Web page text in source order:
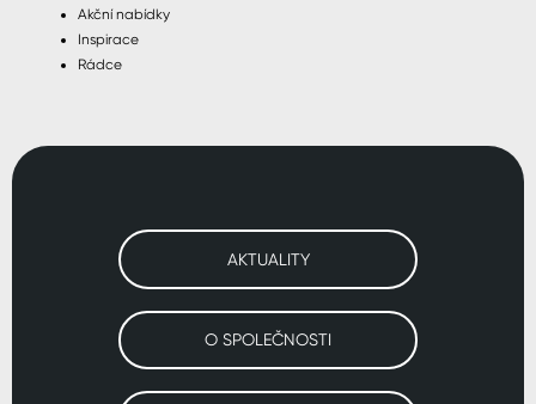
Akční nabídky
Inspirace
Rádce
AKTUALITY
O SPOLEČNOSTI